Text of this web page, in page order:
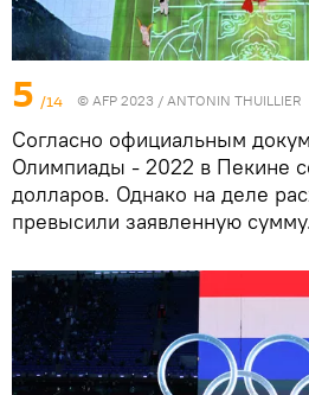
5 /14 © AFP 2023 / ANTONIN THUILLIER
Согласно официальным
Олимпиады - 2022 в Пекине
долларов. Однако на деле
превысили заявленную